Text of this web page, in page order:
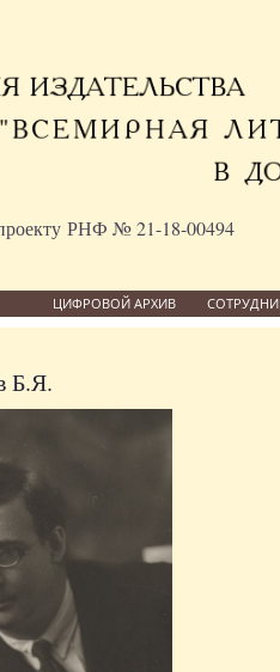
РНФ № 21-18-00494
ЦИФРОВОЙ АРХИВ
Б.Я.